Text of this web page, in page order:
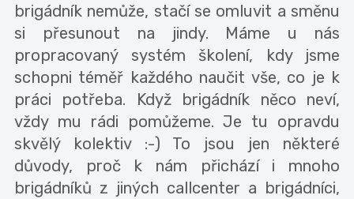
brigádník nemůže, stačí se omluvit a směnu
si přesunout na jindy. Máme u nás
propracovaný systém školení, kdy jsme
schopni téměř každého naučit vše, co je k
práci potřeba. Když brigádník něco neví,
vždy mu rádi pomůžeme. Je tu opravdu
skvělý kolektiv :-) To jsou jen některé
důvody, proč k nám přichází i mnoho
brigádníků z jiných callcenter a brigádníci,